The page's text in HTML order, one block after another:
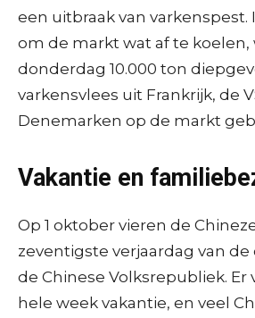
een uitbraak van varkenspest.
om de markt wat af te koelen,
donderdag 10.000 ton
varkensvlees uit Frankrijk, de
Denemarken op de markt
Vakantie en
Op 1 oktober vieren de
zeventigste verjaardag van
de Chinese Volksrepubliek. Er
hele week vakantie, en veel